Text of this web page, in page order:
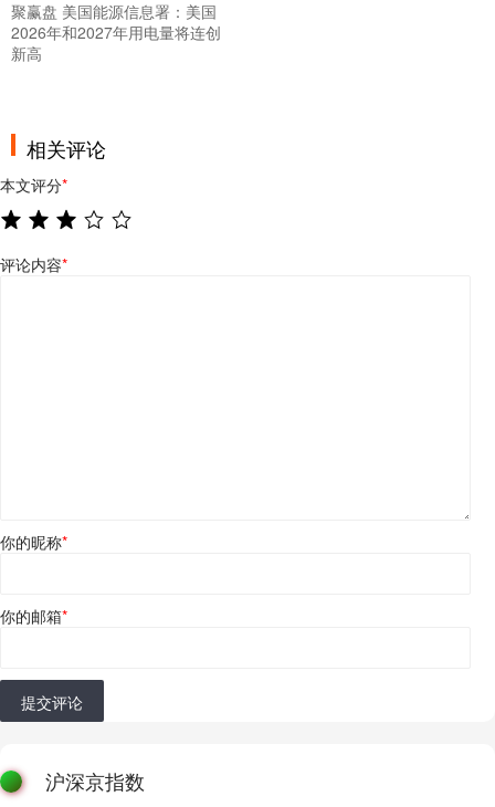
聚赢盘 美国能源信息署：美国
2026年和2027年用电量将连创
新高
相关评论
本文评分*
评论内容*
你的昵称*
你的邮箱*
提交评论
沪深京指数